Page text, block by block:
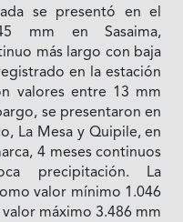
se presentó en el
mm en Sasaima,
más largo con baja
en la estación
valores entre 13 mm
se presentaron en
La Mesa y Quipile, en
4 meses continuos
precipitación. La
valor mínimo 1.046
máximo 3.486 mm